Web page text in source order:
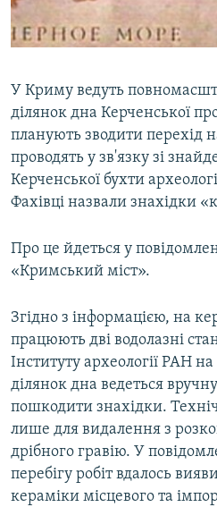
СВІДЧЕННЯ ОКУПАЦІЇ
УКРАЇНСЬКА ПРОБЛЕМА КРИМУ
Qırımtatar
Усі сайти RFE/RL
У Криму ведуть
ділянок дна Керченської
планують зводити перехід
проводять у зв'язку зі
Керченської бухти
Фахівці назвали знахідки
Про це йдеться у
«Кримський міст».
Згідно з інформацією, на
працюють дві водолазні
Інституту археології РАН
ділянок дна ведеться
пошкодити знахідки.
лише для видалення з
дрібного гравію. У
перебігу робіт вдалось
кераміки місцевого та